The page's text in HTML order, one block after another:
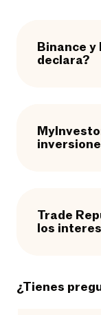
Binance y
declara?
Trade
los
¿Tienes